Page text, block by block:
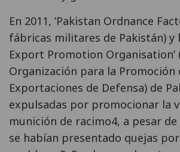
En 2011, ‘Pakistan Ordnance
fábricas militares de Pakistán) y
Export Promotion Organisation’
Organización para la Promoción
Exportaciones de Defensa) de
expulsadas por promocionar la
munición de racimo4, a pesar de
se habían presentado quejas